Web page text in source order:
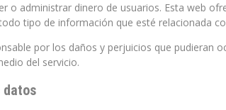
o administrar dinero de usuarios. Esta web
tipo de información que esté relacionada
por los daños y perjuicios que pudieran
del servicio.
datos